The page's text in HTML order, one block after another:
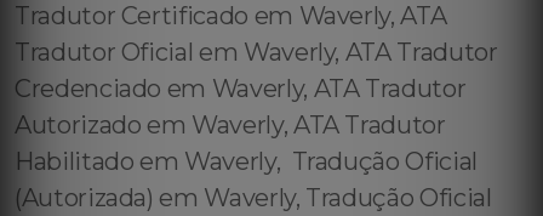
Tradutor Certificado em Waverly, ATA
Tradutor Oficial em Waverly, ATA Tradutor
Credenciado em Waverly, ATA Tradutor
Autorizado em Waverly, ATA Tradutor
Habilitado em Waverly, Tradução Oficial
(Autorizada) em Waverly, Tradução Oficial